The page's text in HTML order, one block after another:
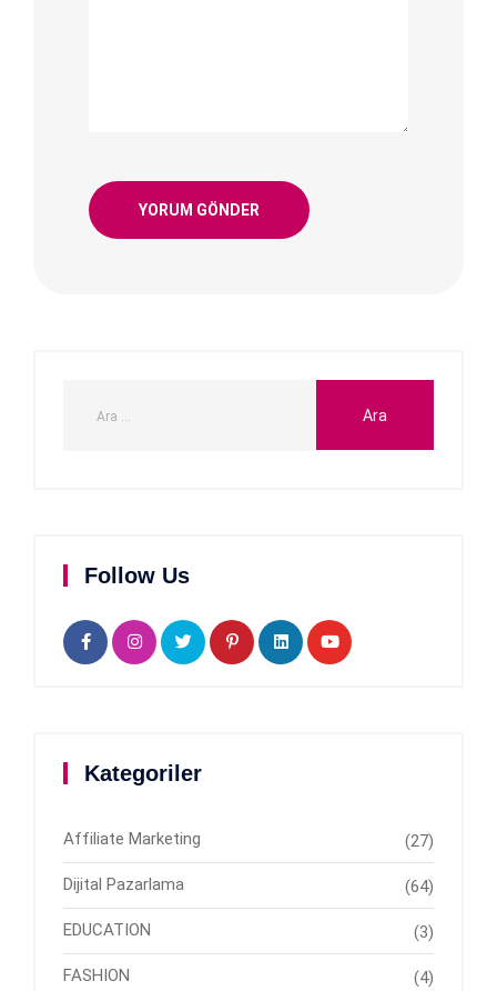
Follow Us
Kategoriler
Affiliate Marketing (27)
Dijital Pazarlama (64)
EDUCATION (3)
FASHION (4)